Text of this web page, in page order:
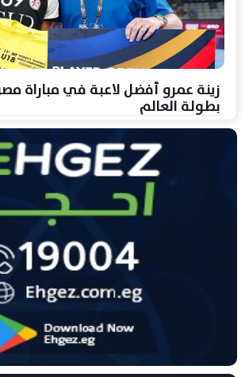
زينة عمرو أفضل لاعبة في مباراة
بطولة العالم